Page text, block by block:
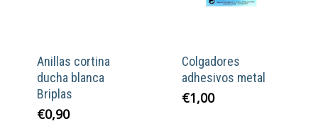
Anillas cortina
ducha blanca
Briplas
€0,90
Colgadores
adhesivos metal
€1,00